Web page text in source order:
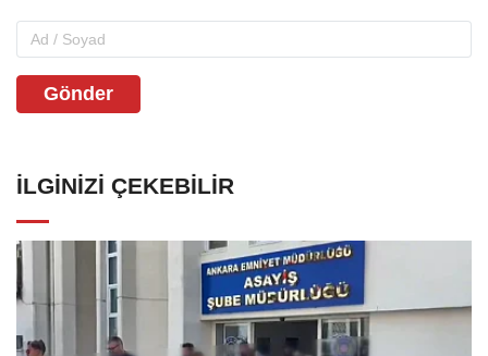
Gönder
İLGINIZI ÇEKEBILIR